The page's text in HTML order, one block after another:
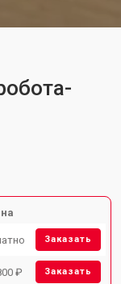
Заказать
₽ Заказать